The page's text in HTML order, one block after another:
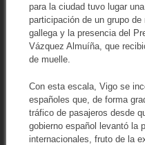
para la ciudad tuvo lugar
participación de un grupo
gallega y la presencia del
Vázquez Almuíña, que
de muelle.
Con esta escala, Vigo se
españoles que, de forma
tráfico de pasajeros desde
gobierno español levantó la
internacionales, fruto de la